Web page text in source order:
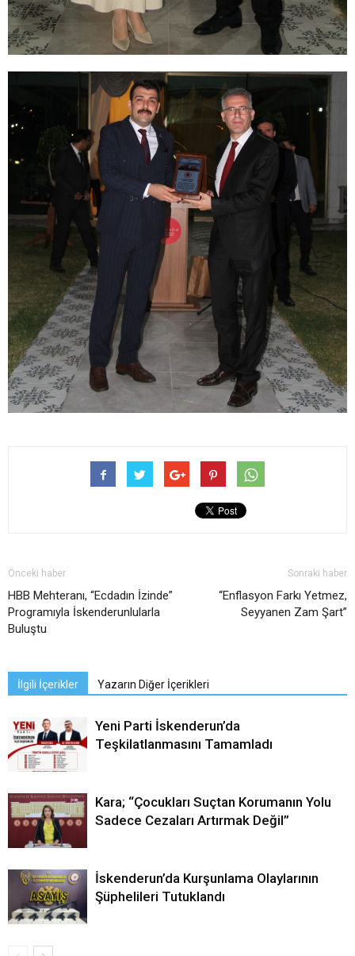
Önceki haber
HBB Mehteranı, “Ecdadın İzinde”
Programıyla İskenderunlularla
Buluştu
Sonraki haber
“Enflasyon Farkı Yetmez,
Seyyanen Zam Şart”
İlgili İçerikler Yazarın Diğer İçerikleri
Yeni Parti İskenderun’da
Teşkilatlanmasını Tamamladı
Kara; “Çocukları Suçtan Korumanın Yolu
Sadece Cezaları Artırmak Değil”
İskenderun’da Kurşunlama Olaylarının
Şüphelileri Tutuklandı